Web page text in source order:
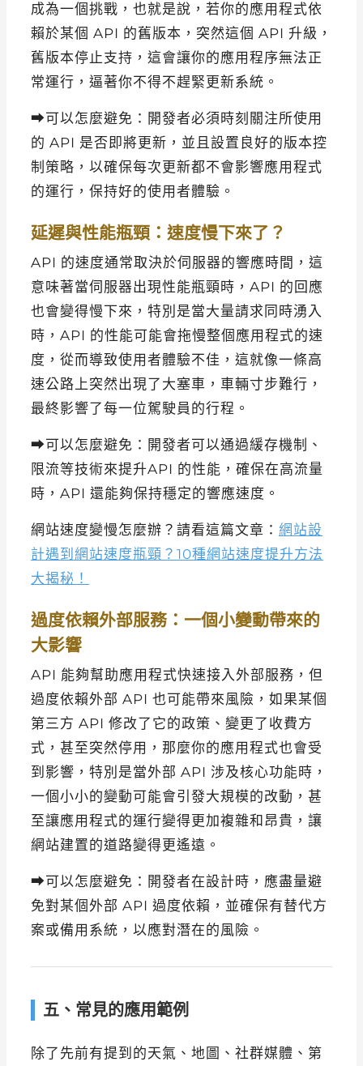
成為一個挑戰，也就是說，若你的應用程式依
賴於某個 API 的舊版本，突然這個 API 升級，
舊版本停止支持，這會讓你的應用程序無法正
常運行，逼著你不得不趕緊更新系統。
⮕可以怎麼避免：開發者必須時刻關注所使用
的 API 是否即將更新，並且設置良好的版本控
制策略，以確保每次更新都不會影響應用程式
的運行，保持好的使用者體驗。
延遲與性能瓶頸：速度慢下來了？
API 的速度通常取決於伺服器的響應時間，這
意味著當伺服器出現性能瓶頸時，API 的回應
也會變得慢下來，特別是當大量請求同時湧入
時，API 的性能可能會拖慢整個應用程式的速
度，從而導致使用者體驗不佳，這就像一條高
速公路上突然出現了大塞車，車輛寸步難行，
最終影響了每一位駕駛員的行程。
⮕可以怎麼避免：開發者可以通過緩存機制、
限流等技術來提升API 的性能，確保在高流量
時，API 還能夠保持穩定的響應速度。
網站速度變慢怎麼辦？請看這篇文章： 網站設
計遇到網站速度瓶頸？10種網站速度提升方法
大揭秘！
過度依賴外部服務：一個小變動帶來的
大影響
API 能夠幫助應用程式快速接入外部服務，但
過度依賴外部 API 也可能帶來風險，如果某個
第三方 API 修改了它的政策、變更了收費方
式，甚至突然停用，那麼你的應用程式也會受
到影響，特別是當外部 API 涉及核心功能時，
一個小小的變動可能會引發大規模的改動，甚
至讓應用程式的運行變得更加複雜和昂貴，讓
網站建置的道路變得更遙遠。
⮕可以怎麼避免：開發者在設計時，應盡量避
免對某個外部 API 過度依賴，並確保有替代方
案或備用系統，以應對潛在的風險。
五、常見的應用範例
除了先前有提到的天氣、地圖、社群媒體、第